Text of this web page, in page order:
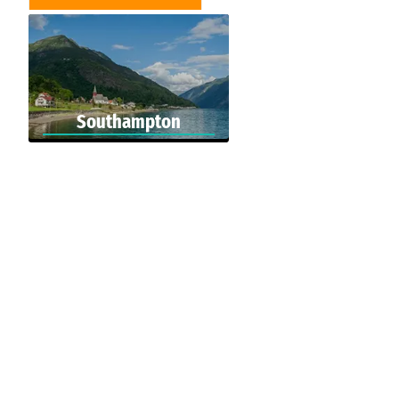
Southampton